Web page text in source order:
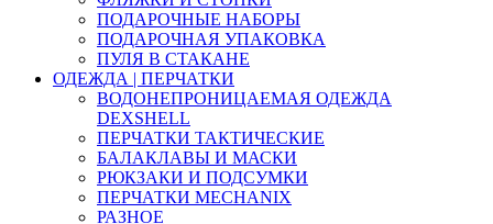
ПОДАРОЧНЫЕ НАБОРЫ
ПОДАРОЧНАЯ УПАКОВКА
ПУЛЯ В СТАКАНЕ
ОДЕЖДА | ПЕРЧАТКИ
ВОДОНЕПРОНИЦАЕМАЯ ОДЕЖДА
DEXSHELL
ПЕРЧАТКИ ТАКТИЧЕСКИЕ
БАЛАКЛАВЫ И МАСКИ
РЮКЗАКИ И ПОДСУМКИ
ПЕРЧАТКИ MECHANIX
РАЗНОЕ